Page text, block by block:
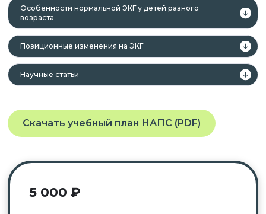
Особенности нормальной ЭКГ у детей разного
возраста
Позиционные изменения на ЭКГ
Научные статьи
Скачать учебный план НАПС (PDF)
5 000 ₽